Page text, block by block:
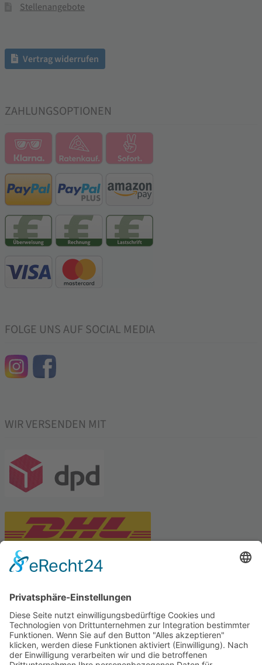
Stellenangebote
Vertrag widerrufen
ZAHLUNGSOPTIONEN
FOLGE UNS AUF SOCIAL MEDIA
WIR VERSENDEN MIT
Tekal – Textile Lebensqualität
Exklusive moderne & Orientteppiche
Feuerwerk XXL